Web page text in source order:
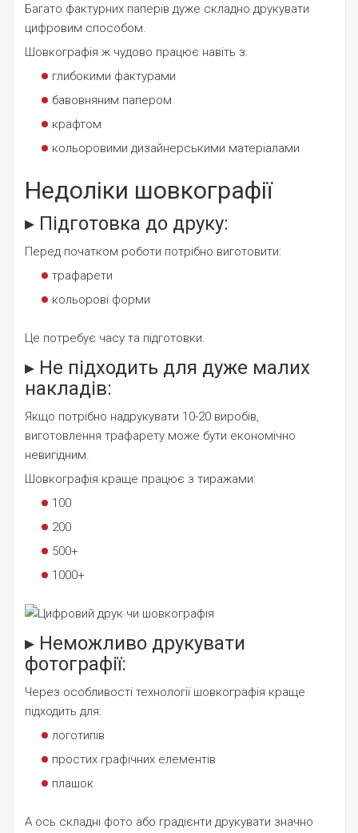
Багато фактурних паперів дуже складно друкувати
цифровим способом.
Шовкографія ж чудово працює навіть з:
глибокими фактурами
бавовняним папером
крафтом
кольоровими дизайнерськими матеріалами
Недоліки шовкографії
▸ Підготовка до друку:
Перед початком роботи потрібно виготовити:
трафарети
кольорові форми
Це потребує часу та підготовки.
▸ Не підходить для дуже малих
накладів:
Якщо потрібно надрукувати 10-20 виробів,
виготовлення трафарету може бути економічно
невигідним.
Шовкографія краще працює з тиражами:
100
200
500+
1000+
▸ Неможливо друкувати
фотографії:
Через особливості технології шовкографія краще
підходить для:
логотипів
простих графічних елементів
плашок
А ось складні фото або градієнти друкувати значно